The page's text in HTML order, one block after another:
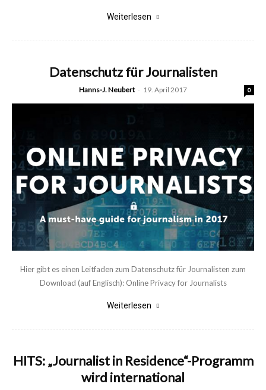
Weiterlesen
Datenschutz für Journalisten
Hanns-J. Neubert - 19. April 2017 0
Hier gibt es einen Leitfaden zum Datenschutz für Journalisten zum
Download (auf Englisch): Online Privacy for Journalists
Weiterlesen
HITS: „Journalist in Residence“-Programm
wird international